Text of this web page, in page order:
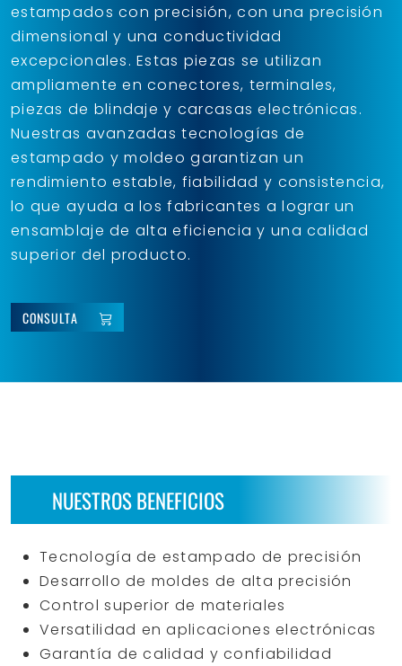
estampados con precisión, con una precisión
dimensional y una conductividad
excepcionales. Estas piezas se utilizan
ampliamente en conectores, terminales,
piezas de blindaje y carcasas electrónicas.
Nuestras avanzadas tecnologías de
estampado y moldeo garantizan un
rendimiento estable, fiabilidad y consistencia,
lo que ayuda a los fabricantes a lograr un
ensamblaje de alta eficiencia y una calidad
superior del producto.
CONSULTA
NUESTROS BENEFICIOS
Tecnología de estampado de precisión
Desarrollo de moldes de alta precisión
Control superior de materiales
Versatilidad en aplicaciones electrónicas
Garantía de calidad y confiabilidad